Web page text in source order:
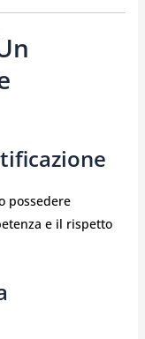
possedere
e il rispetto